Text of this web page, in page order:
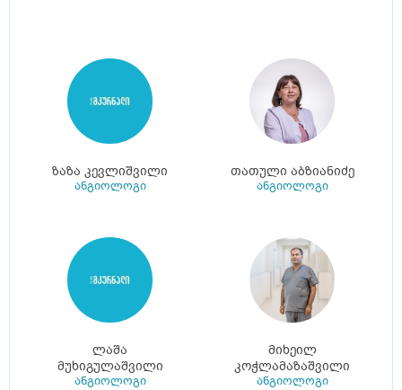
ზაზა კევლიშვილი
ანგიოლოგი
თათული აბზიანიძე
ანგიოლოგი
ლაშა
მუხიგულაშვილი
ანგიოლოგი
მიხეილ
კოჭლამაზაშვილი
ანგიოლოგი